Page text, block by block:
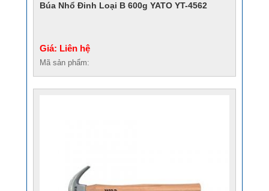
Búa Nhổ Đinh Loại B 600g YATO YT-4562
Giá: Liên hệ
Mã sản phẩm: